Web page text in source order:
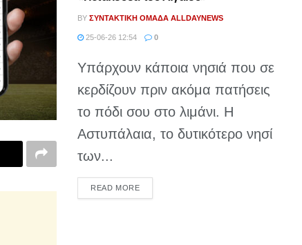
BY ΣΥΝΤΑΚΤΙΚΉ ΟΜΆΔΑ ALLDAYNEWS
25-06-26 12:54 0
Υπάρχουν κάποια νησιά που σε
κερδίζουν πριν ακόμα πατήσεις
το πόδι σου στο λιμάνι. Η
Αστυπάλαια, το δυτικότερο νησί
των...
READ MOREDETAILS